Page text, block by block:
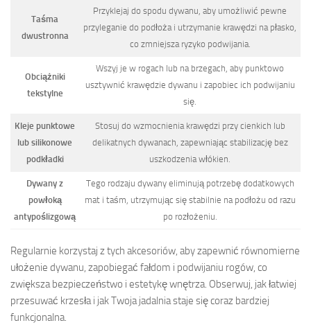
Taśma
dwustronna
Przyklejaj do spodu dywanu, aby umożliwić pewne
przyleganie do podłoża i utrzymanie krawędzi na płasko,
co zmniejsza ryzyko podwijania.
Obciążniki
tekstylne
Wszyj je w rogach lub na brzegach, aby punktowo
usztywnić krawędzie dywanu i zapobiec ich podwijaniu
się.
Kleje punktowe
lub silikonowe
podkładki
Stosuj do wzmocnienia krawędzi przy cienkich lub
delikatnych dywanach, zapewniając stabilizację bez
uszkodzenia włókien.
Dywany z
powłoką
antypoślizgową
Tego rodzaju dywany eliminują potrzebę dodatkowych
mat i taśm, utrzymując się stabilnie na podłożu od razu
po rozłożeniu.
Regularnie korzystaj z tych akcesoriów, aby zapewnić równomierne
ułożenie dywanu, zapobiegać fałdom i podwijaniu rogów, co
zwiększa bezpieczeństwo i estetykę wnętrza. Obserwuj, jak łatwiej
przesuwać krzesła i jak Twoja jadalnia staje się coraz bardziej
funkcjonalna.